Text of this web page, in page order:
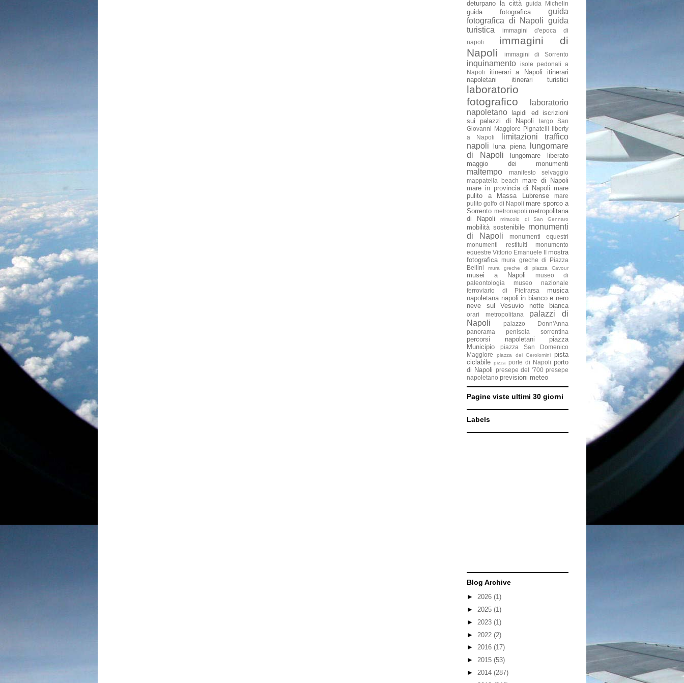
deturpano la città
guida Michelin
guida fotografica
guida
fotografica di Napoli guida
turistica
immagini d'epoca di
napoli
immagini di
Napoli
immagini di Sorrento
inquinamento
isole pedonali a
Napoli
itinerari a Napoli
itinerari
napoletani
itinerari turistici
laboratorio
fotografico
laboratorio
napoletano
lapidi ed iscrizioni
sui palazzi di Napoli
largo San
Giovanni Maggiore Pignatelli liberty
a Napoli
limitazioni traffico
napoli
luna piena
lungomare
di Napoli
lungomare liberato
maggio dei monumenti
maltempo
manifesto selvaggio
mappatella beach
mare di Napoli
mare in provincia di Napoli mare
pulito a Massa Lubrense
mare
pulito golfo di Napoli mare sporco a
Sorrento metronapoli metropolitana
di Napoli
miracolo di San Gennaro
mobilità sostenibile monumenti
di Napoli
monumenti equestri
monumenti restituiti
monumento
equestre Vittorio Emanuele II mostra
fotografica mura greche di Piazza
Bellini
mura greche di piazza Cavour
musei a Napoli
museo di
paleontologia
museo nazionale
ferroviario di Pietrarsa
musica
napoletana napoli in bianco e nero
neve sul Vesuvio
notte bianca
orari metropolitana
palazzi di
Napoli
palazzo Donn'Anna
panorama penisola sorrentina
percorsi napoletani
piazza
Municipio
piazza San Domenico
Maggiore
piazza dei Gerolomini
pista
ciclabile pizza porte di Napoli porto
di Napoli presepe del '700 presepe
napoletano previsioni meteo
Pagine viste ultimi 30 giorni
Labels
Blog Archive
► 2026 (1)
► 2025 (1)
► 2023 (1)
► 2022 (2)
► 2016 (17)
► 2015 (53)
► 2014 (287)